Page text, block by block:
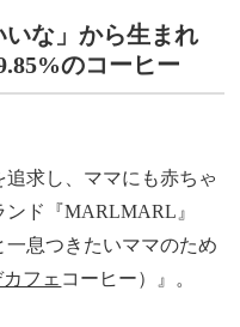
な」から生まれ
のコーヒー
求し、ママにも赤ちゃ
ド『MARLMARL』
息つきたいママのため
カフェ コーヒー）』。